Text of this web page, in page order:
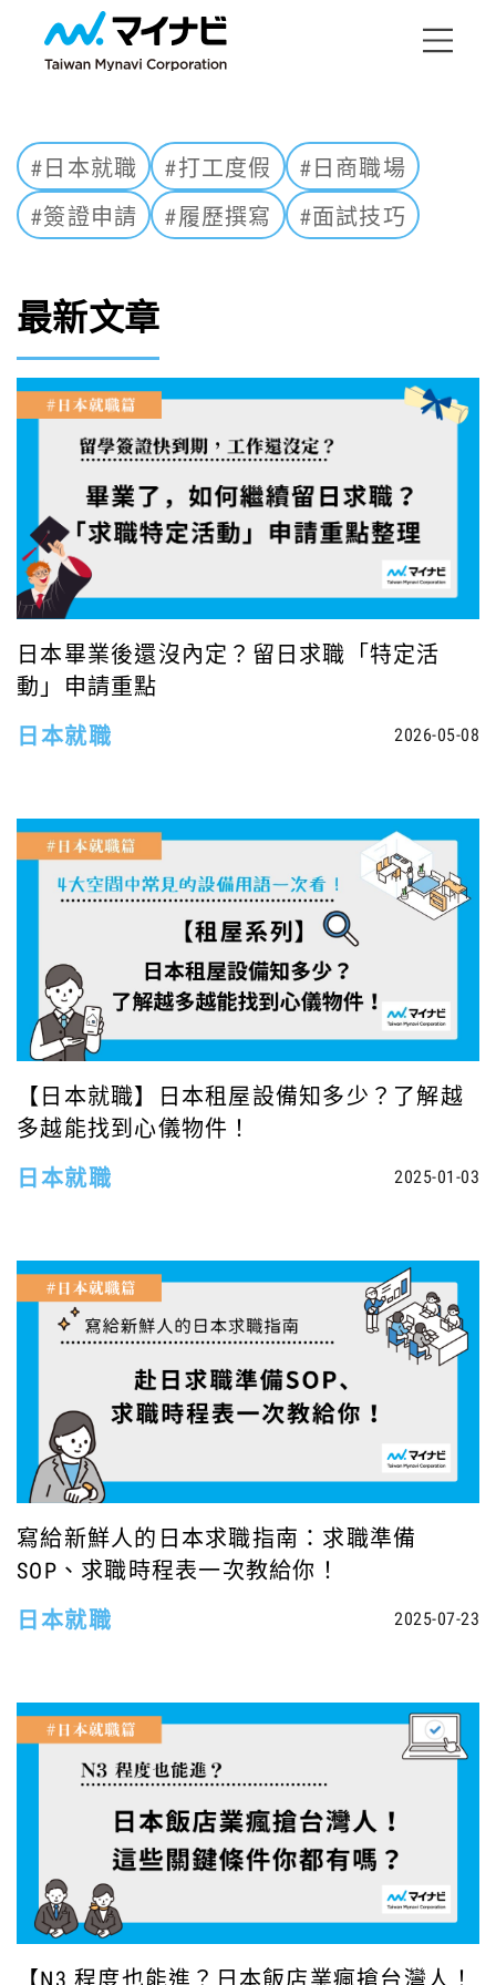
#日本就職 #打工度假
#日商職場
#簽證申請
#履歷撰寫 #面試技巧
最新文章
日本畢業後還沒內定？留日求職「特定活
動」申請重點
日本就職
2026-05-08
【日本就職】日本租屋設備知多少？了解越
多越能找到心儀物件！
日本就職
2025-01-03
寫給新鮮人的日本求職指南：求職準備
SOP、求職時程表一次教給你！
日本就職
2025-07-23